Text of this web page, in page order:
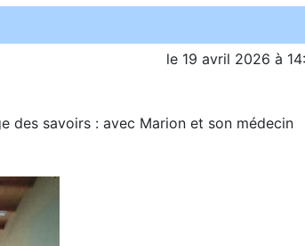
le 19 avril 2026 à
des savoirs : avec Marion et son médecin